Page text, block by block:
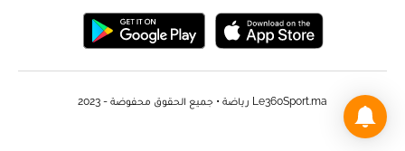
Le360Sport.ma رياضة • جميع الحقوق محفوضة - 2023